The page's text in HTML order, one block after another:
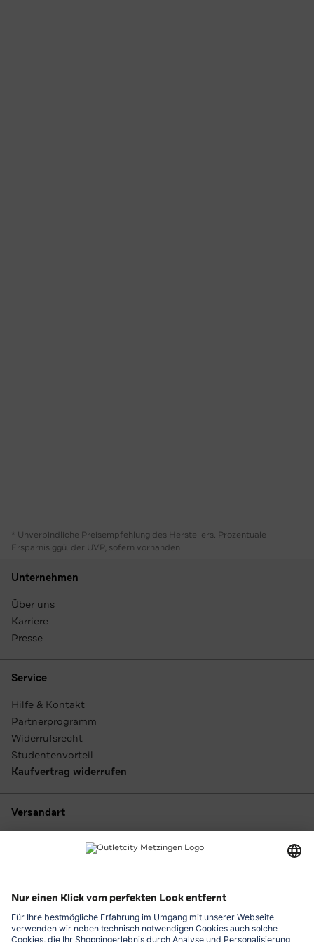
* Unverbindliche Preisempfehlung des Herstellers. Prozentuale
Ersparnis ggü. der UVP, sofern vorhanden
Unternehmen
Über uns
Karriere
Presse
Service
Hilfe & Kontakt
Partnerprogramm
Widerrufsrecht
Studentenvorteil
Kaufvertrag widerrufen
Versandart